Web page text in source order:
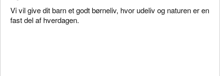
Vi vil give dit barn et godt børneliv, hvor udeliv og naturen er en
fast del af hverdagen.